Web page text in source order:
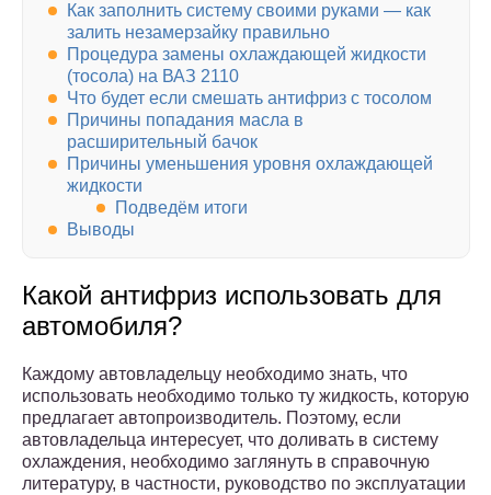
Как заполнить систему своими руками — как
залить незамерзайку правильно
Процедура замены охлаждающей жидкости
(тосола) на ВАЗ 2110
Что будет если смешать антифриз с тосолом
Причины попадания масла в
расширительный бачок
Причины уменьшения уровня охлаждающей
жидкости
Подведём итоги
Выводы
Какой антифриз использовать для
автомобиля?
Каждому автовладельцу необходимо знать, что
использовать необходимо только ту жидкость, которую
предлагает автопроизводитель. Поэтому, если
автовладельца интересует, что доливать в систему
охлаждения, необходимо заглянуть в справочную
литературу, в частности, руководство по эксплуатации